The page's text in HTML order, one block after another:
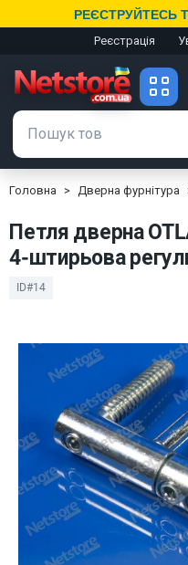
РЕЄСТРУЙТЕСЬ
Реєстрація
Головна Дверна фурнітура
Петля дверна
4-штирьова
ID#14